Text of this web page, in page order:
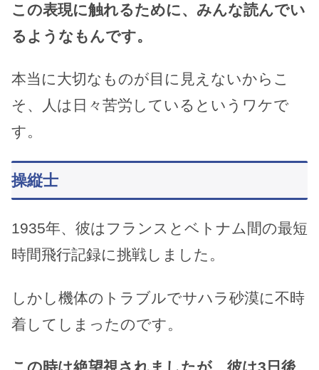
この表現に触れるために、みんな読んでい
るようなもんです。
本当に大切なものが目に見えないからこ
そ、人は日々苦労しているというワケで
す。
操縦士
1935年、彼はフランスとベトナム間の最短
時間飛行記録に挑戦しました。
しかし機体のトラブルでサハラ砂漠に不時
着してしまったのです。
この時は絶望視されましたが、彼は3日後